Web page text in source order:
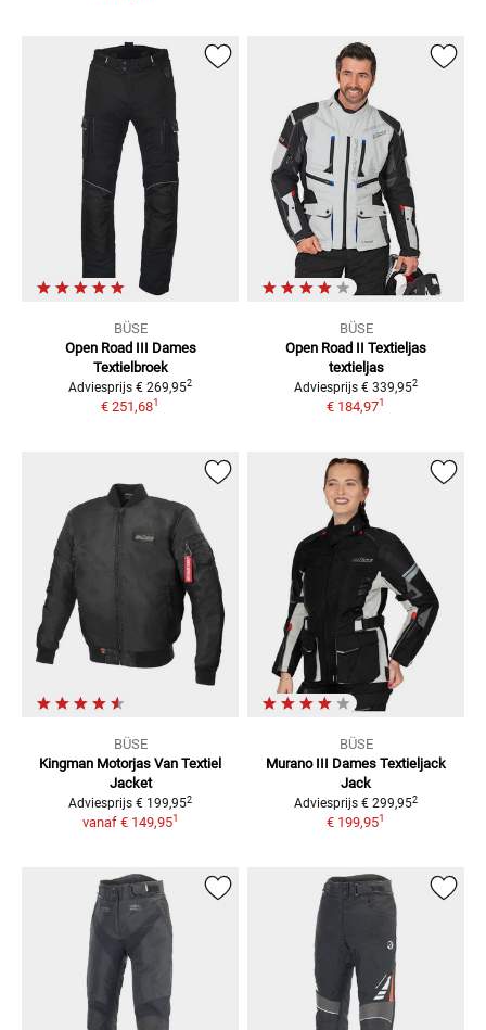
BÜSE
Open Road III Dames
Textielbroek
Adviesprijs € 269,952
€ 251,681
BÜSE
Open Road II Textieljas
textieljas
Adviesprijs € 339,952
€ 184,971
BÜSE
Kingman Motorjas Van Textiel
Jacket
Adviesprijs € 199,952
vanaf € 149,951
BÜSE
Murano III Dames Textieljack
Jack
Adviesprijs € 299,952
€ 199,951